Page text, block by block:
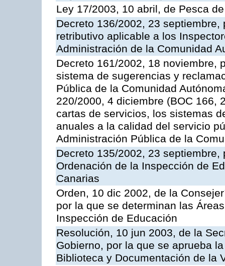
Ley 17/2003, 10 abril, de Pesca
Decreto 136/2002, 23
retributivo aplicable a los
Administración de la Comunidad
Decreto 161/2002, 18 noviembre,
sistema de sugerencias y
Pública de la Comunidad
220/2000, 4 diciembre (BOC 166,
cartas de servicios, los sistemas
anuales a la calidad del servicio
Administración Pública de la
Decreto 135/2002, 23
Ordenación de la Inspección de
Canarias
Orden, 10 dic 2002, de la
por la que se determinan las
Inspección de Educación
Resolución, 10 jun 2003, de la
Gobierno, por la que se aprueba
Biblioteca y Documentación de la